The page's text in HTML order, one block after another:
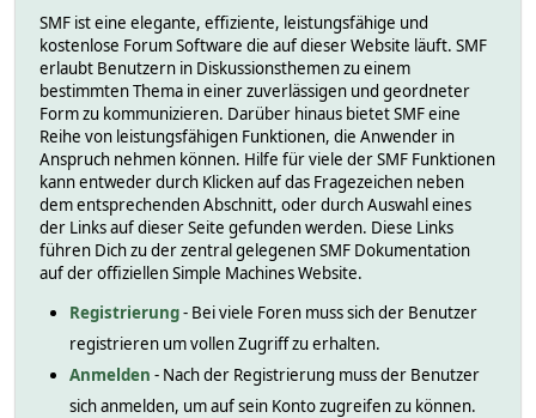
SMF ist eine elegante, effiziente, leistungsfähige und
kostenlose Forum Software die auf dieser Website läuft. SMF
erlaubt Benutzern in Diskussionsthemen zu einem
bestimmten Thema in einer zuverlässigen und geordneter
Form zu kommunizieren. Darüber hinaus bietet SMF eine
Reihe von leistungsfähigen Funktionen, die Anwender in
Anspruch nehmen können. Hilfe für viele der SMF Funktionen
kann entweder durch Klicken auf das Fragezeichen neben
dem entsprechenden Abschnitt, oder durch Auswahl eines
der Links auf dieser Seite gefunden werden. Diese Links
führen Dich zu der zentral gelegenen SMF Dokumentation
auf der offiziellen Simple Machines Website.
Registrierung- Bei viele Foren muss sich der Benutzer
registrieren um vollen Zugriff zu erhalten.
Anmelden - Nach der Registrierung muss der Benutzer
sich anmelden, um auf sein Konto zugreifen zu können.